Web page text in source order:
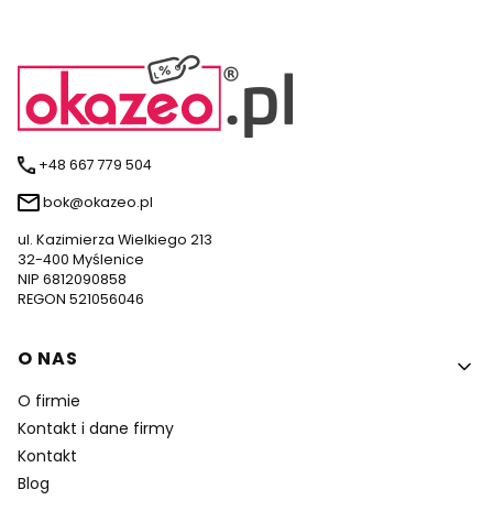
+48 667 779 504
bok@okazeo.pl
ul. Kazimierza Wielkiego 213
32-400 Myślenice
NIP 6812090858
REGON 521056046
Linki w stopce
O NAS
O firmie
Kontakt i dane firmy
Kontakt
Blog